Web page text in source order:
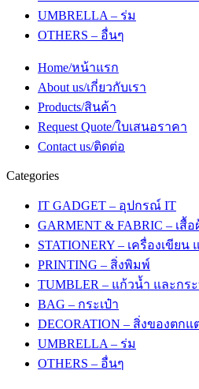
UMBRELLA – ร่ม
OTHERS – อื่นๆ
Home/หน้าแรก
About us/เกี่ยวกับเรา
Products/สินค้า
Request Quote/ใบเสนอราคา
Contact us/ติดต่อ
Categories
IT GADGET – อุปกรณ์ IT
GARMENT & FABRIC – เ
STATIONERY – เครื่องเขีย
PRINTING – สิ่งพิมพ์
TUMBLER – แก้วน้ำ และกร
BAG – กระเป๋า
DECORATION – สิ่งของตกแ
UMBRELLA – ร่ม
OTHERS – อื่นๆ